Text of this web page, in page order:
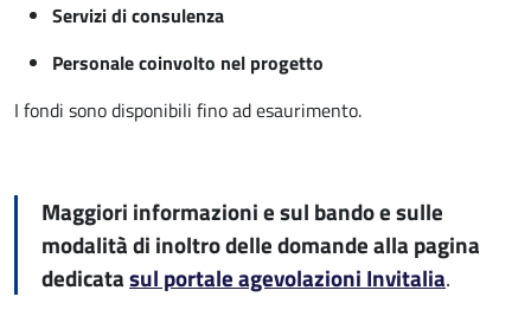
Servizi di consulenza
Personale coinvolto nel progetto
I fondi sono disponibili fino ad esaurimento.
Maggiori informazioni e sul bando e sulle
modalità di inoltro delle domande alla pagina
dedicatasul portale agevolazioni Invitalia.